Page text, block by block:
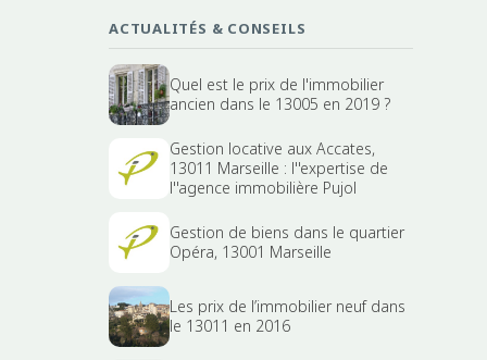
ACTUALITÉS & CONSEILS
Quel est le prix de l'immobilier
ancien dans le 13005 en 2019 ?
Gestion locative aux Accates,
13011 Marseille : l''expertise de
l''agence immobilière Pujol
Gestion de biens dans le quartier
Opéra, 13001 Marseille
Les prix de l’immobilier neuf dans
le 13011 en 2016